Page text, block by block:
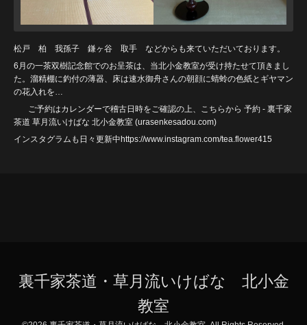
松戸 柏 我孫子 鎌ヶ谷 取手 などからも来ていただいております。
6月の一茶双樹記念館でのお呈茶は、当北小金教室が受け持たせて頂きまし
た。溜精棚に釣付の薄器、床は速水御舟さんの朝顔に蜻蛉の色紙とギヤマン
の花入れを…
ご予約はカレンダーで稽古日時をご確認の上、こちらから 予約 - 裏千家
茶道 草月流いけばな 北小金教室 (urasenkesadou .com)
インスタグラムも日々更新中https://www.instagram.com/tea.flower415
裏千家茶道・草月流いけばな 北小金
教室